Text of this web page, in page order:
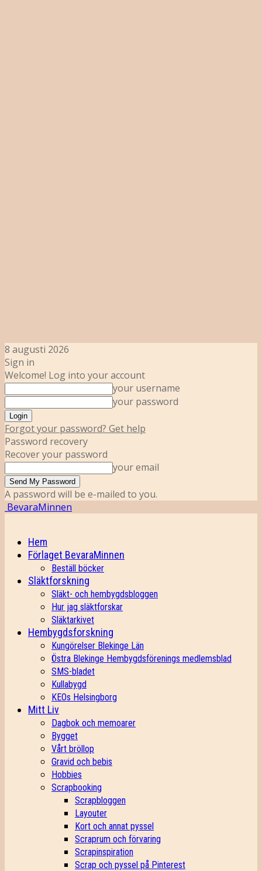
8 augusti 2026
Sign in
Welcome! Log into your account
your username
your password
Forgot your password? Get help
Password recovery
Recover your password
your email
A password will be e-mailed to you.
BevaraMinnen
Hem
Förlaget BevaraMinnen
Beställ böcker
Släktforskning
Släkt- och hembygdsbloggen
Hur jag släktforskar
Släktarkivet
Hembygdsforskning
Kungörelser Blekinge Län
Östra Blekinge Hembygdsförenings medlemsblad
SMS-bladet
Kullabygd
KEOs Helsingborg
Mitt Liv
Dagbok och memoarer
Bygget
Vårt bröllop
Gravid och bebis
Hobbies
Scrapbooking
Scrapbloggen
Layouter
Kort och annat pyssel
Scraprum och förvaring
Scrapinspiration
Scrap och pyssel på Pinterest